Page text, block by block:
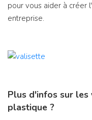
pour vous aider à
entreprise.
Plus d'infos sur
plastique ?